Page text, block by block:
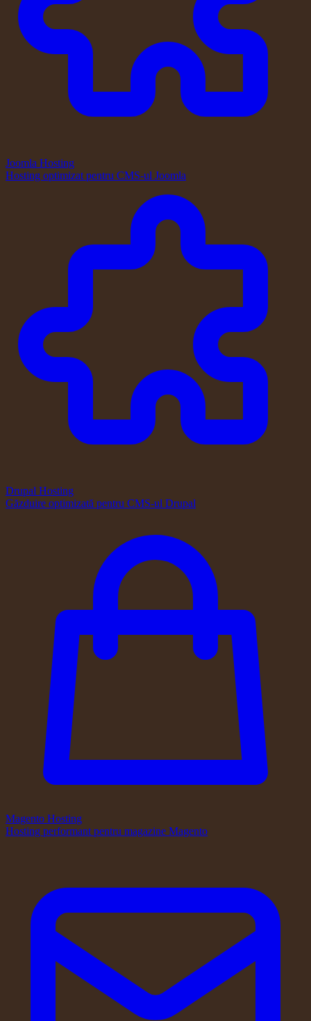
Joomla Hosting
Hosting optimizat pentru CMS-ul Joomla
Drupal Hosting
Găzduire optimizată pentru CMS-ul Drupal
Magento Hosting
Hosting performant pentru magazine Magento